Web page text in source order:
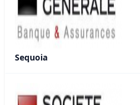
Sequoia